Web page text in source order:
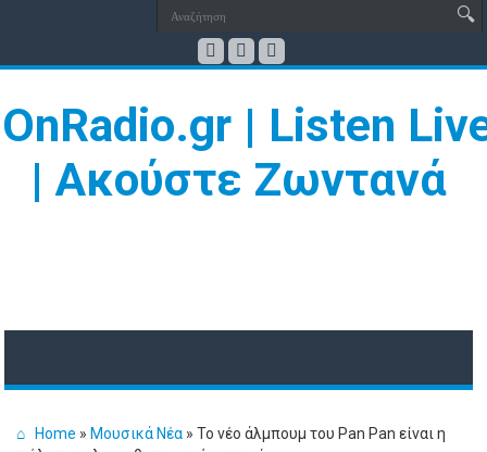
Home » Μουσικά Νέα » Το νέο άλμπουμ του Pan Pan είναι η